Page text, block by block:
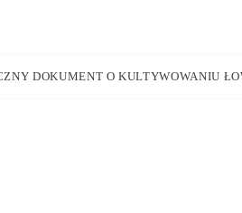
DOKUMENT O KULTYWOWANIU